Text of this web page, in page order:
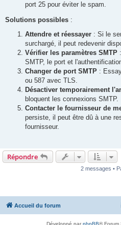
port 25 pour éviter le spam.
Solutions possibles :
Attendre et réessayer : Si le
surchargé, il peut redevenir
Vérifier les paramètres SMTP
SMTP, le port et
Changer de port SMTP :
ou 587 avec TLS.
Désactiver temporairement
bloquent les connexions SMTP.
Contacter le fournisseur de
persiste, il peut être dû à une
fournisseur.
Répondre
2 messages •
Accueil du forum
Développé parphpBB® Forum